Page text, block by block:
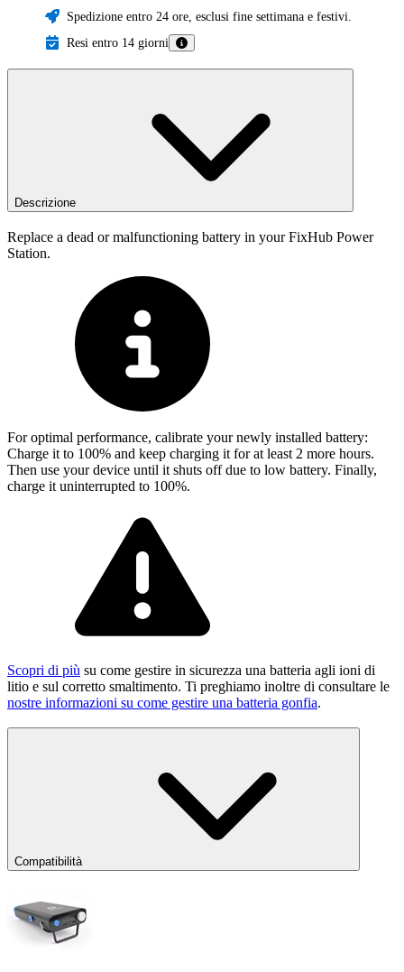
Spedizione entro 24 ore, esclusi fine settimana e festivi.
Resi entro 14 giorni
Descrizione
Replace a dead or malfunctioning battery in your FixHub Power
Station.
For optimal performance, calibrate your newly installed battery:
Charge it to 100% and keep charging it for at least 2 more hours.
Then use your device until it shuts off due to low battery. Finally,
charge it uninterrupted to 100%.
Scopri di più su come gestire in sicurezza una batteria agli ioni di
litio e sul corretto smaltimento. Ti preghiamo inoltre di consultare le
nostre informazioni su come gestire una batteria gonfia.
Compatibilità